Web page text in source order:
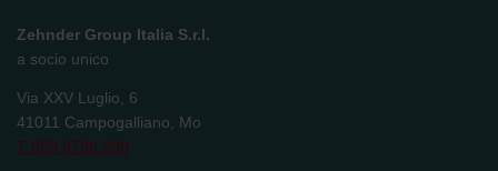
Zehnder Polska Sp. z o.o.: Oświadczenie o ochronie
danych Zehnder
Zehnder Group Italia S.r.l.
a socio unico
Via XXV Luglio, 6
41011 Campogalliano, Mo
T 059 9786 200